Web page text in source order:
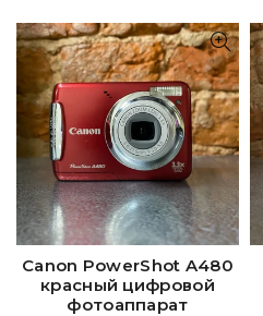
Canon PowerShot A480
красный цифровой
фотоаппарат